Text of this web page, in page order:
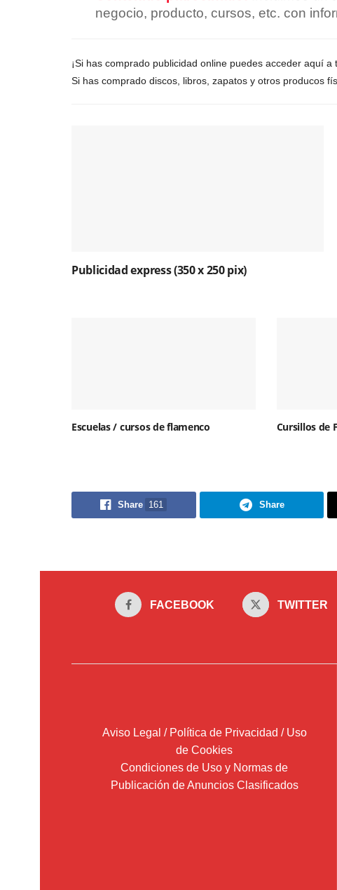
negocio, producto, cursos, etc. con
¡Si has comprado publicidad online puedes acceder aquí a
Si has comprado discos, libros, zapatos y otros producos
Publicidad express (350 x 250 pix)
Escuelas / cursos de flamenco Cursillos de
Share 161 Share
FACEBOOK TWITTER
Aviso Legal / Política de Privacidad / Uso
de Cookies
Condiciones de Uso y Normas de
Publicación de Anuncios Clasificados